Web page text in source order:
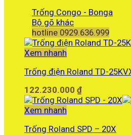
Trống Congo - Bonga
Bộ gõ khác
hotline 0929.636.999
Xem nhanh
Trống điện Roland TD-
122.230.000 ₫
Xem nhanh
Trống Roland SPD – 20X